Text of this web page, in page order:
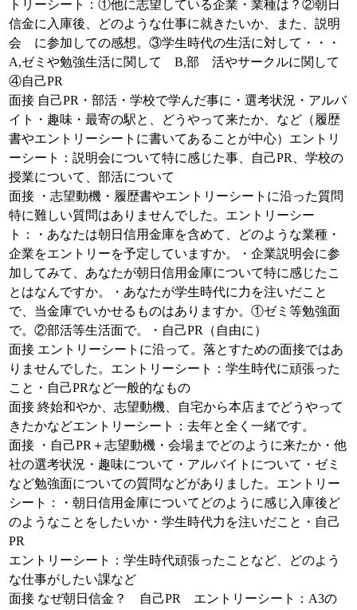
トリーシート：①他に志望している企業・業種は？②朝日
信金に入庫後、どのような仕事に就きたいか、また、説明
会 に参加しての感想。③学生時代の生活に対して・・・
A,ゼミや勉強生活に関して B,部 活やサークルに関して
④自己PR
面接 自己PR・部活・学校で学んだ事に・選考状況・アルバ
イト・趣味・最寄の駅と、どうやって来たか、など（履歴
書やエントリーシートに書いてあることが中心）エントリ
ーシート：説明会について特に感じた事、自己PR、学校の
授業について、部活について
面接 ・志望動機・履歴書やエントリーシートに沿った質問
特に難しい質問はありませんでした。エントリーシー
ト：・あなたは朝日信用金庫を含めて、どのような業種・
企業をエントリーを予定していますか。・企業説明会に参
加してみて、あなたが朝日信用金庫について特に感じたこ
とはなんですか。・あなたが学生時代に力を注いだこと
で、当金庫でいかせるものはありますか。①ゼミ等勉強面
で。②部活等生活面で。・自己PR（自由に）
面接 エントリーシートに沿って。落とすための面接ではあ
りませんでした。エントリーシート：学生時代に頑張った
こと・自己PRなど一般的なもの
面接 終始和やか、志望動機、自宅から本店までどうやって
きたかなどエントリーシート：去年と全く一緒です。
面接 ・自己PR＋志望動機・会場までどのように来たか・他
社の選考状況・趣味について・アルバイトについて・ゼミ
など勉強面についての質問などがありました。エントリー
シート：・朝日信用金庫についてどのように感じ入庫後ど
のようなことをしたいか・学生時代力を注いだこと・自己
PR
エントリーシート：学生時代頑張ったことなど、どのよう
な仕事がしたい課など
面接 なぜ朝日信金？ 自己PR エントリーシート：A3の